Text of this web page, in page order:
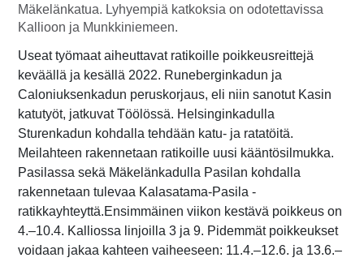
Mäkelänkatua. Lyhyempiä katkoksia on odotettavissa
Kallioon ja Munkkiniemeen.
Useat työmaat aiheuttavat ratikoille poikkeusreittejä
keväällä ja kesällä 2022. Runeberginkadun ja
Caloniuksenkadun peruskorjaus, eli niin sanotut Kasin
katutyöt, jatkuvat Töölössä. Helsinginkadulla
Sturenkadun kohdalla tehdään katu- ja ratatöitä.
Meilahteen rakennetaan ratikoille uusi kääntösilmukka.
Pasilassa sekä Mäkelänkadulla Pasilan kohdalla
rakennetaan tulevaa Kalasatama-Pasila -
ratikkayhteyttä.Ensimmäinen viikon kestävä poikkeus on
4.–10.4. Kalliossa linjoilla 3 ja 9. Pidemmät poikkeukset
voidaan jakaa kahteen vaiheeseen: 11.4.–12.6. ja 13.6.–